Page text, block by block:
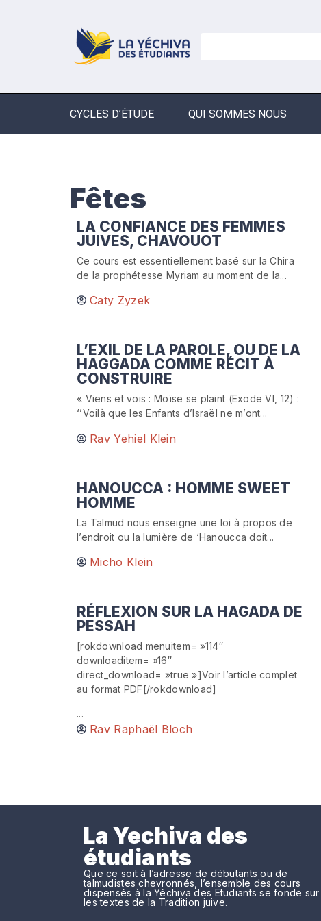
CYCLES D’ÉTUDE QUI SOMMES NOUS
Fêtes
LA CONFIANCE DES FEMMES
JUIVES, CHAVOUOT
Ce cours est essentiellement basé sur la Chira
de la prophétesse Myriam au moment de la...
Caty Zyzek
L’EXIL DE LA PAROLE, OU DE LA
HAGGADA COMME RÉCIT À
CONSTRUIRE
« Viens et vois : Moïse se plaint (Exode VI, 12) :
‘’Voilà que les Enfants d’Israël ne m’ont...
Rav Yehiel Klein
HANOUCCA : HOMME SWEET
HOMME
La Talmud nous enseigne une loi à propos de
l’endroit ou la lumière de ‘Hanoucca doit...
Micho Klein
RÉFLEXION SUR LA HAGADA DE
PESSAH
[rokdownload menuitem= »114″
downloaditem= »16″
direct_download= »true »]Voir l’article complet
au format PDF[/rokdownload]
...
Rav Raphaël Bloch
La Yechiva des
étudiants
Que ce soit à l’adresse de débutants ou de
talmudistes chevronnés, l’ensemble des cours
dispensés à la Yéchiva des Etudiants se fonde sur
les textes de la Tradition juive.